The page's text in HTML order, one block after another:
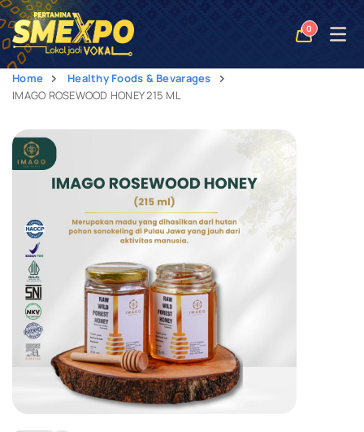
0
Open
Home
Healthy Foods & Bevarages
IMAGO ROSEWOOD HONEY 215 ML